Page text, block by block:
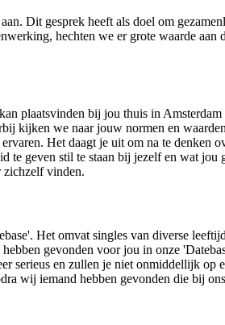
Dit gesprek heeft als doel om
hechten we er grote waarde
plaatsvinden bij jou thuis in
kijken we naar jouw normen en
Het daagt je uit om na te denken
te geven stil te staan bij jezelf en wat
zichzelf vinden.
Het omvat singles van diverse
gevonden voor jou in onze
serieus en zullen je niet onmiddellijk op
wij iemand hebben gevonden die bij